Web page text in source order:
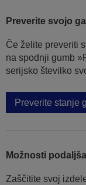
Preverite svojo
Če želite preveriti
na spodnji gumb
serijsko številko
Preverite stanje
Možnosti
Zaščitite svoj